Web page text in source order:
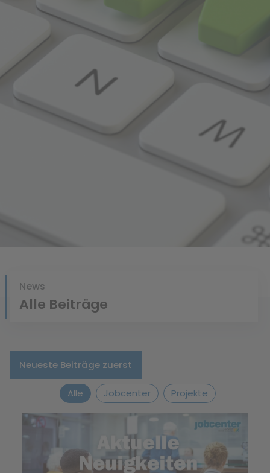
Komfort
Diese Cookies helfen uns, Ihnen die Bedienung unserer Seiten
zu erleichtern. So können wir beispielsweise Suchergebnisse,
Suchbegriffe oder Webseiten-Einstellungen temporär
speichern und Ihnen diese bei einem erneuten Besuch der
Seite schnell wieder zur Verfügung stellen.
Wir verwenden Cookies für Personalisierung, um Ihnen Inhalte
anzuzeigen, die relevanter für Sie sind. So können wir Ihnen
beispielsweise Angebote präsentieren, die genau auf Ihr
bisheriges Suchverhalten zugeschnitten sind.
News
Alle Beiträge
Neueste Beiträge zuerst
Alle Jobcenter Projekte